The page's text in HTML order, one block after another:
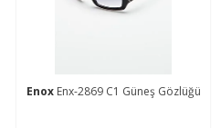
Enox Enx-2869 C1 Güneş Gözlüğü